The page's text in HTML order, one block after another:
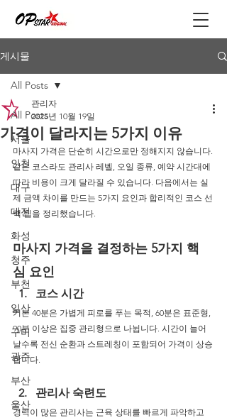
게시물
All Posts
서울
인천
대구
대전
화성
청주
부천
일산
구미
광주
부산
울산
All Posts
가격이 달라지는 5가지 이유
관리자
2025년 10월 19일
마사지 가격은 단순히 시간으로만 정해지지 않습니다.
같은 코스라도 관리사 레벨, 오일 종류, 예약 시간대에
따라 비용이 크게 달라질 수 있습니다. 다음에서는 실
제 금액 차이를 만드는 5가지 요인과 합리적인 코스 선
택 팁을 정리했습니다.
마사지 가격을 결정하는 5가지 핵
심 요인
코스 시간
기본 40분은 가볍게 피로를 푸는 목적, 60분은 표준형,
90분 이상은 집중 관리형으로 나뉩니다. 시간이 늘어
날수록 전신 순환과 스트레칭이 포함되어 가격이 상승
합니다.
관리사 숙련도
경력이 많은 관리사는 근육 상태를 빠르게 파악하고